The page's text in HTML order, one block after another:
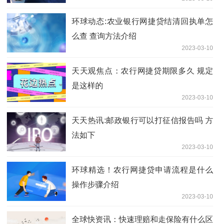
环球动态:农业银行网捷贷结清回执单怎
么查 查询方法介绍
2023-03-10
天天观焦点：农行网捷贷期限多久 规定
是这样的
2023-03-10
天天热讯:邮政银行可以打征信报告吗 方
法如下
2023-03-10
环球精选！农行网捷贷申请流程是什么
操作步骤介绍
2023-03-10
全球快资讯：快速理赔和走保险有什么区